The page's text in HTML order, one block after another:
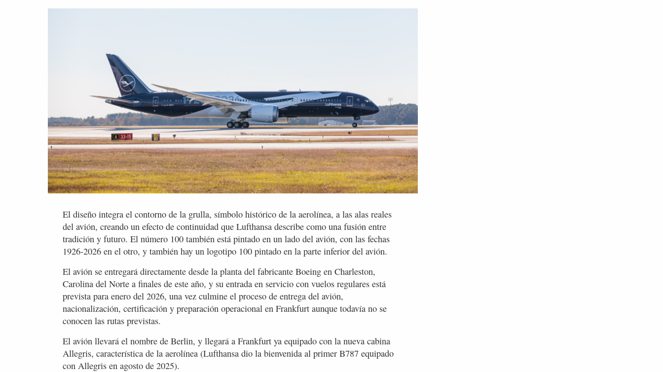
El diseño integra el contorno de la grulla, símbolo histórico de la aerolínea, a las alas reales
del avión, creando un efecto de continuidad que Lufthansa describe como una fusión entre
tradición y futuro. El número 100 también está pintado en un lado del avión, con las fechas
1926-2026 en el otro, y también hay un logotipo 100 pintado en la parte inferior del avión.
El avión se entregará directamente desde la planta del fabricante Boeing en Charleston,
Carolina del Norte a finales de este año, y su entrada en servicio con vuelos regulares está
prevista para enero del 2026, una vez culmine el proceso de entrega del avión,
nacionalización, certificación y preparación operacional en Frankfurt aunque todavía no se
conocen las rutas previstas.
El avión llevará el nombre de Berlin, y llegará a Frankfurt ya equipado con la nueva cabina
Allegris, característica de la aerolínea (Lufthansa dio la bienvenida al primer B787 equipado
con Allegris en agosto de 2025).